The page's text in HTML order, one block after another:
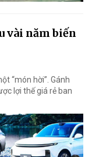
vài năm biến
“món hời”. Gánh
lợi thế giá rẻ ban